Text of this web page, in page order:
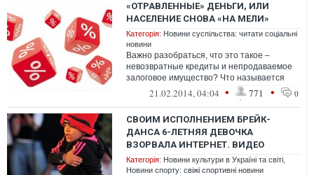
«ОТРАВЛЕННЫЕ» ДЕНЬГИ, ИЛИ
НАСЕЛЕНИЕ СНОВА «НА МЕЛИ»
Категорія: Новини суспільства: читати соціальні
новини
Важно разобраться, что это такое –
невозвратные кредиты и непродаваемое
залоговое имущество? Что называется
проблемными активами или «отра...
21.02.2014, 04:04 • 771 • 0
СВОИМ ИСПОЛНЕНИЕМ БРЕЙК-
ДАНСА 6-ЛЕТНЯЯ ДЕВОЧКА
ВЗОРВАЛА ИНТЕРНЕТ. ВИДЕО
Категорія: Новини культури в Україні та світі
Новини спорту: свіжі спортивні новини